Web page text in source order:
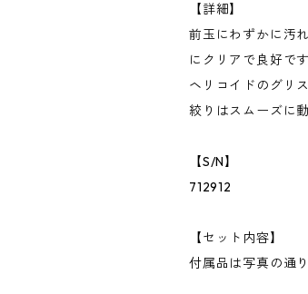
【詳細】
前玉にわずかに汚
にクリアで良好です
ヘリコイドのグリ
絞りはスムーズに
【S/N】
712912
【セット内容】
付属品は写真の通り